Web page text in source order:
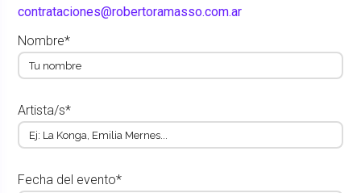
contrataciones@robertoramasso.com.ar
Nombre*
Artista/s*
Fecha del evento*